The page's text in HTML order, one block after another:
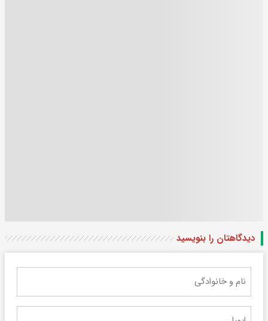
دیدگاهتان را بنویسید